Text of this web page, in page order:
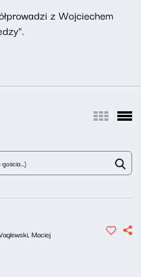
z Wojciechem
Maciej